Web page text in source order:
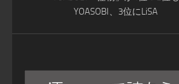
YOASOBI、3位にLiSA